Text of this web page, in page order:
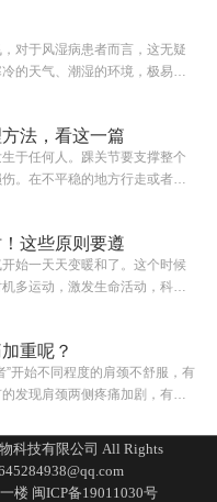
对于风湿病患者而言，这无疑
的天气、潮湿的环境，极易诱
法，看这一篇
于任何人。踝关节要支撑整个
。在不平稳的地方行走或者鞋
这些原则要遵
始一天天变暖和了。这个时候
多运动，激发生命活动，科学
重呢？
”开始不同程度的肩颈不舒服，有
发现肩颈两侧疼痛加剧，有的
科技有限公司 All Rights
楼 闽ICP备19011030号